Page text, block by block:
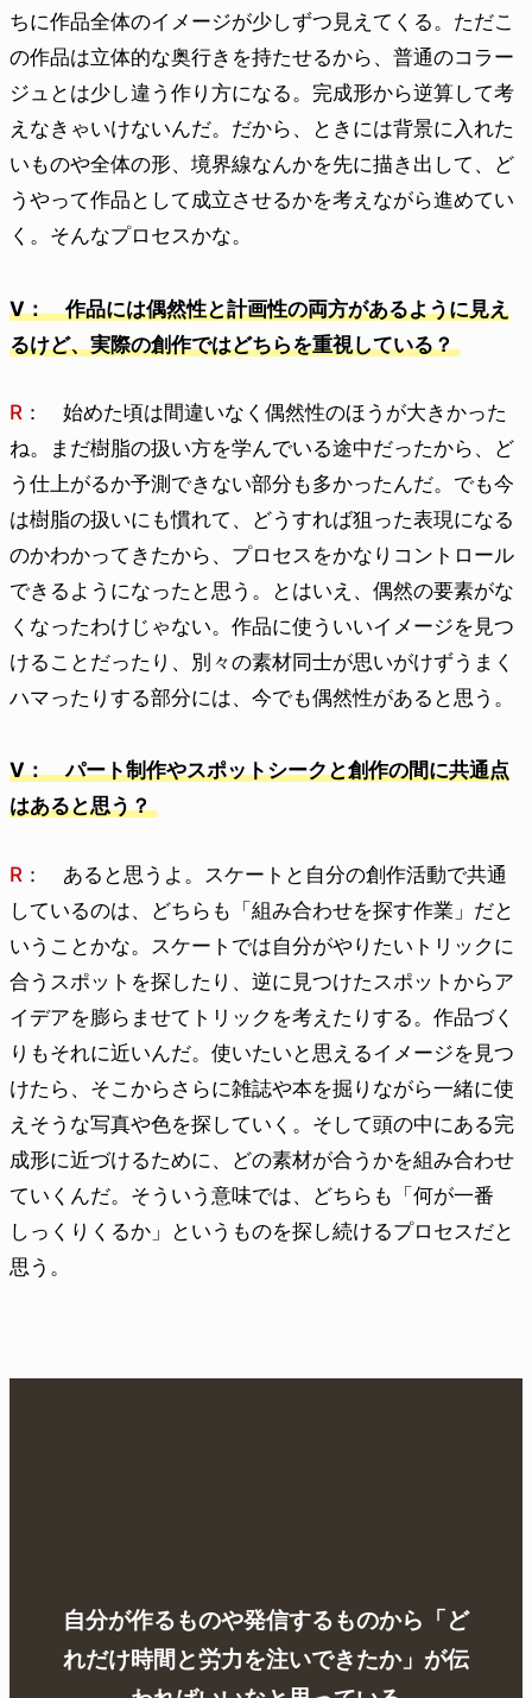
ちに作品全体のイメージが少しずつ見えてくる。ただこ
の作品は立体的な奥行きを持たせるから、普通のコラー
ジュとは少し違う作り方になる。完成形から逆算して考
えなきゃいけないんだ。だから、ときには背景に入れた
いものや全体の形、境界線なんかを先に描き出して、ど
うやって作品として成立させるかを考えながら進めてい
く。そんなプロセスかな。
V： 作品には偶然性と計画性の両方があるように見え
るけど、実際の創作ではどちらを重視している？
R ： 始めた頃は間違いなく偶然性のほうが大きかった
ね。まだ樹脂の扱い方を学んでいる途中だったから、ど
う仕上がるか予測できない部分も多かったんだ。でも今
は樹脂の扱いにも慣れて、どうすれば狙った表現になる
のかわかってきたから、プロセスをかなりコントロール
できるようになったと思う。とはいえ、偶然の要素がな
くなったわけじゃない。作品に使ういいイメージを見つ
けることだったり、別々の素材同士が思いがけずうまく
ハマったりする部分には、今でも偶然性があると思う。
V： パート制作やスポットシークと創作の間に共通点
はあると思う？
R ： あると思うよ。スケートと自分の創作活動で共通
しているのは、どちらも「組み合わせを探す作業」だと
いうことかな。スケートでは自分がやりたいトリックに
合うスポットを探したり、逆に見つけたスポットからア
イデアを膨らませてトリックを考えたりする。作品づく
りもそれに近いんだ。使いたいと思えるイメージを見つ
けたら、そこからさらに雑誌や本を掘りながら一緒に使
えそうな写真や色を探していく。そして頭の中にある完
成形に近づけるために、どの素材が合うかを組み合わせ
ていくんだ。そういう意味では、どちらも「何が一番
しっくりくるか」というものを探し続けるプロセスだと
思う。
自分が作るものや発信するものから「ど
れだけ時間と労力を注いできたか」が伝